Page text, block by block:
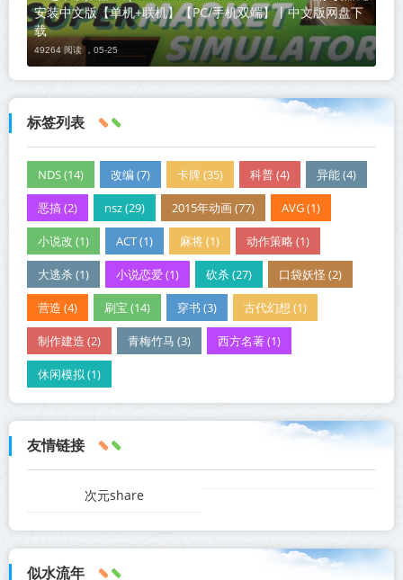
安装中文版【单机+联机】【PC/手机双端】丨中文版网盘下
载
49264 阅读 ， 05-25
标签列表
NDS (14) 改编 (7) 卡牌 (35) 科普 (4) 异能 (4)
恶搞 (2) nsz (29) 2015年动画 (77) AVG (1)
小说改 (1) ACT (1) 麻将 (1) 动作策略 (1)
大逃杀 (1) 小说恋爱 (1) 砍杀 (27) 口袋妖怪 (2)
营造 (4) 刷宝 (14) 穿书 (3) 古代幻想 (1)
制作建造 (2) 青梅竹马 (3) 西方名著 (1)
休闲模拟 (1)
友情链接
次元share
似水流年